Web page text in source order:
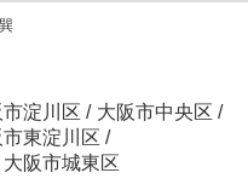
市淀川区 / 大阪市中央区 /
市東淀川区 /
大阪市城東区